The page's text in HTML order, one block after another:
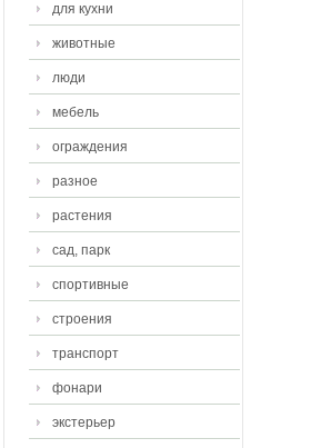
для кухни
животные
люди
мебель
ограждения
разное
растения
сад, парк
спортивные
строения
транспорт
фонари
экстерьер